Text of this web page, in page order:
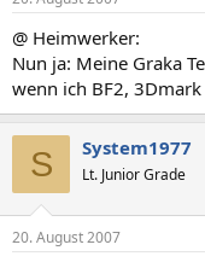
@ Heimwerker:
Nun ja: Meine Graka
wenn ich BF2,
S System1977
Lt. Junior Grade
20. August 2007